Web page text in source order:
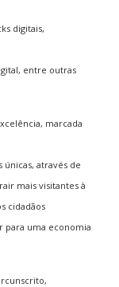
digitais,
entre outras
marcada
através de
mais visitantes à
cidadãos
para uma economia